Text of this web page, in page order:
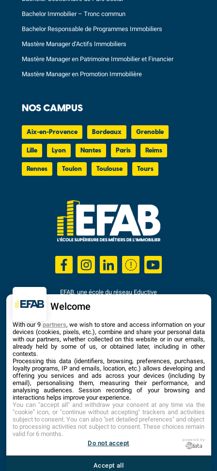
Bachelor Immobilier – Tronc commun
Bachelor Responsable de Programmes Immobiliers
Mastère Manager d’Actifs Immobiliers
Mastère Manager en Patrimoine Immobilier et Financier
Mastère Manager en Promotion Immobilière
NOS CAMPUS
Aix-en-Provence Bordeaux Grenoble
Lille Lyon Nantes Paris Reims
Rennes Toulon Toulouse Tours
ACCUEIL
CONDITIONS GÉNÉRALES D’INSCRIPTION
EFAB, une école du réseau Eductive
Établissement d'Enseignement Supérieur Privé Technique
Dernière mise à jour : Septembre 2025
Welcome
With our 9 partners, we wish to store and access information on your
devices (cookies, pixels, etc.), combine and share your personal data
with our partners, whether collected on this website or in our emails,
already held by some of us, or obtained later, including in other
contexts.
Processing this data (identifiers, browsing, preferences, purchases,
loyalty programs, IP and emails, location, etc.) allows developing and
offering you services and ads across your devices (including by
email), personalising them, measuring their performance, and
analysing audiences. Session recording of your browsing and
interactions helps improve your experience.
You can "accept all" and withdraw your consent at any time via the
"cookie" icon, or "continue without accepting" trackers and activities
subject to consent. You can also "set detailed preferences" and object
to processing activities not subject to consent. These choices remain
valid for 6 months.
Do not accept
powered by
Accept all
1